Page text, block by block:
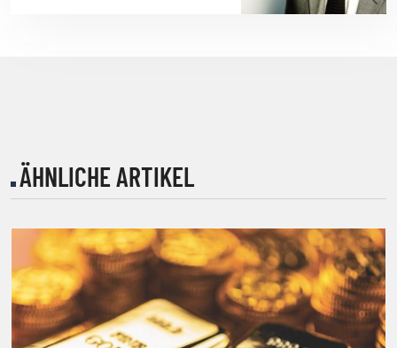
ÄHNLICHE ARTIKEL